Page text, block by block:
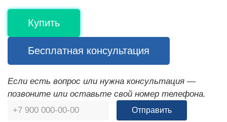
Купить
Бесплатная консультация
Если есть вопрос или нужна консультация —
позвоните или оставьте свой номер телефона.
Отправить